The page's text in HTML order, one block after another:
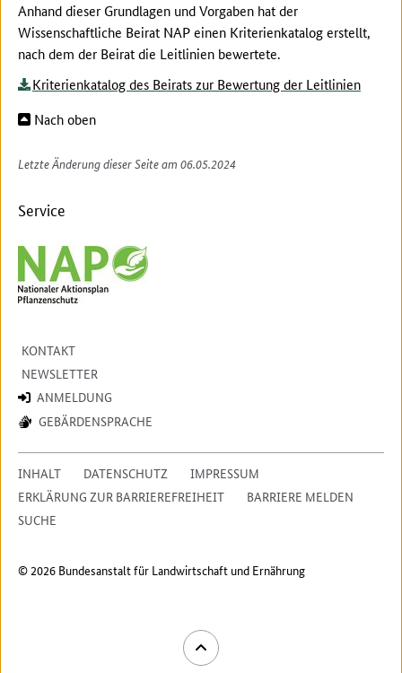
Anhand dieser Grundlagen und Vorgaben hat der
Wissenschaftliche Beirat NAP einen Kriterienkatalog erstellt,
nach dem der Beirat die Leitlinien bewertete.
Kriterienkatalog des Beirats zur Bewertung der Leitlinien
Nach oben
Letzte Änderung dieser Seite am 06.05.2024
Service
KONTAKT
NEWSLETTER
ANMELDUNG
GEBÄRDENSPRACHE
INHALT DATENSCHUTZ
IMPRESSUM
ERKLÄRUNG ZUR BARRIEREFREIHEIT
BARRIERE MELDEN
SUCHE
© 2026 Bundesanstalt für Landwirtschaft und Ernährung